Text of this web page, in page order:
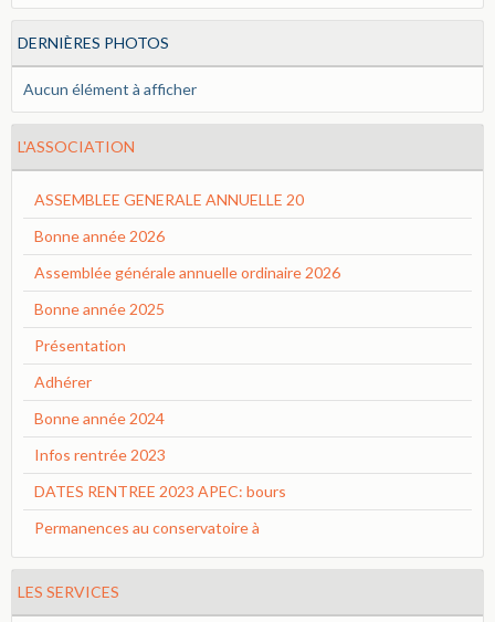
DERNIÈRES PHOTOS
Aucun élément à afficher
L'ASSOCIATION
ASSEMBLEE GENERALE ANNUELLE 20
Bonne année 2026
Assemblée générale annuelle ordinaire 2026
Bonne année 2025
Présentation
Adhérer
Bonne année 2024
Infos rentrée 2023
DATES RENTREE 2023 APEC: bours
Permanences au conservatoire à
LES SERVICES